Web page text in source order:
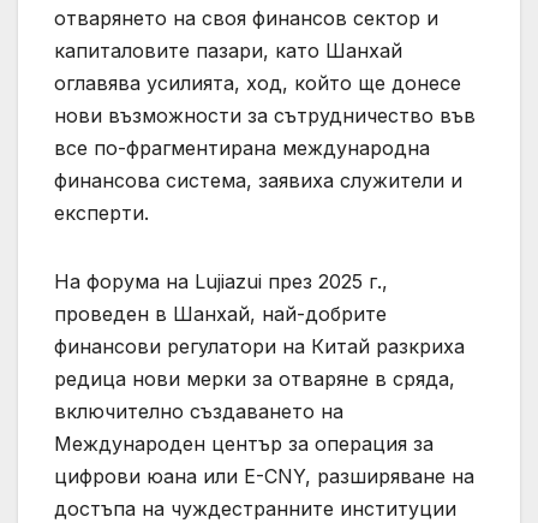
отварянето на своя финансов сектор и
капиталовите пазари, като Шанхай
оглавява усилията, ход, който ще донесе
нови възможности за сътрудничество във
все по-фрагментирана международна
финансова система, заявиха служители и
експерти.
На форума на Lujiazui през 2025 г.,
проведен в Шанхай, най-добрите
финансови регулатори на Китай разкриха
редица нови мерки за отваряне в сряда,
включително създаването на
Международен център за операция за
цифрови юана или E-CNY, разширяване на
достъпа на чуждестранните институции